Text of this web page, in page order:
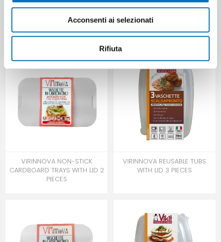
Acconsenti ai selezionati
Rifiuta
DOMOPACK RESISTANT
KITCHEN FOILS 16 METRES
DOMOPACK RESISTANT
KITCHEN FOILS WITH DISPENSER
150 METRES
VIRINNOVA NON-STICK
CARDBOARD TRAYS WITH LID 2
PIECES
VIRINNOVA REUSABLE TUBS
WITH LID 3 PIECES